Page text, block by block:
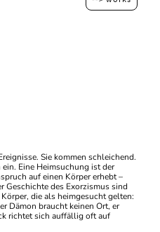
Sie kommen schleichend.
Eine Heimsuchung ist der
auf einen Körper erhebt –
Geschichte des Exorzismus sind
die als heimgesucht gelten:
Dämon braucht keinen Ort, er
richtet sich auffällig oft auf